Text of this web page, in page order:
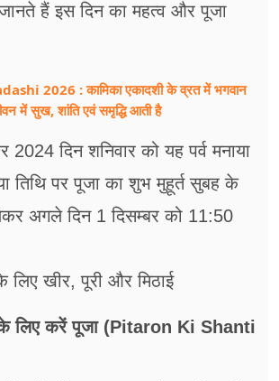
हैं इस दिन का महत्व और पूजा
2026 : कामिका एकादशी के व्रत में भगवान
में सुख, शांति एवं समृद्धि आती है
2024 दिन शनिवार को यह पर्व मनाया
तिथि पर पूजा का शुभ मुहूर्त सुबह के
अगले दिन 1 दिसम्बर को 11:50
लिए खीर, पूरी और मिठाई
के लिए करें पूजा (Pitaron Ki Shanti